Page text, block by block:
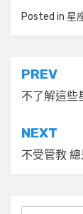
Posted in 星
文
章
導
覽
PREV
不了解這些
NEXT
不受管教